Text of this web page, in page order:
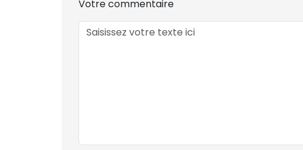
Votre commentaire